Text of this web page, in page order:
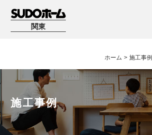
関東
ホーム > 施工事例
施工事例